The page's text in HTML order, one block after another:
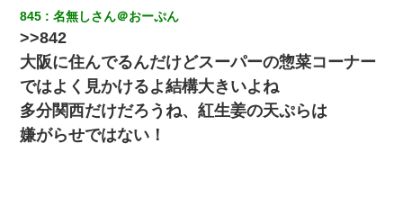
小2の頃、妹と昼寝してたら家が火事になってて気づくと逃げ場が
なかった。妹を抱き締めて「ﾀﾋんじゃうよ」って泣いてたら…
妊娠中に「おいこのブタ女！てめー席譲れ！」と絡まれ腹を殴る
真似された。泣きながら夫に話すと一年後に…
最近うちの庭に知らない男の人がしょっちゅう入ってくる。それ
を職場で愚痴ったら、同僚男性が怒鳴りつけてきた。
845 名無しさん＠おーぷん
>>842
大阪に住んでるんだけどスーパーの惣菜コーナー
ではよく見かけるよ結構大きいよね
多分関西だけだろうね、紅生姜の天ぷらは
嫌がらせではない！